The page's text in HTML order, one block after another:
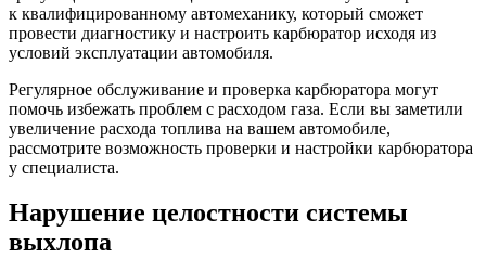
к квалифицированному автомеханику, который сможет
провести диагностику и настроить карбюратор исходя из
условий эксплуатации автомобиля.
Регулярное обслуживание и проверка карбюратора могут
помочь избежать проблем с расходом газа. Если вы заметили
увеличение расхода топлива на вашем автомобиле,
рассмотрите возможность проверки и настройки карбюратора
у специалиста.
Нарушение целостности системы
выхлопа